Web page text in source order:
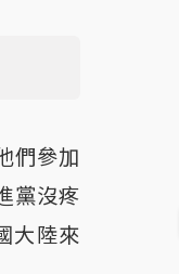
們參加
黨沒疼
大陸來